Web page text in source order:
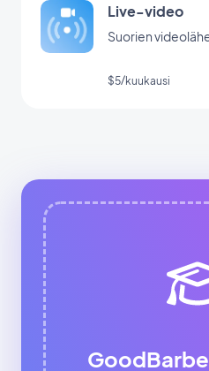
Live-video
Suorien
$5/kuukausi